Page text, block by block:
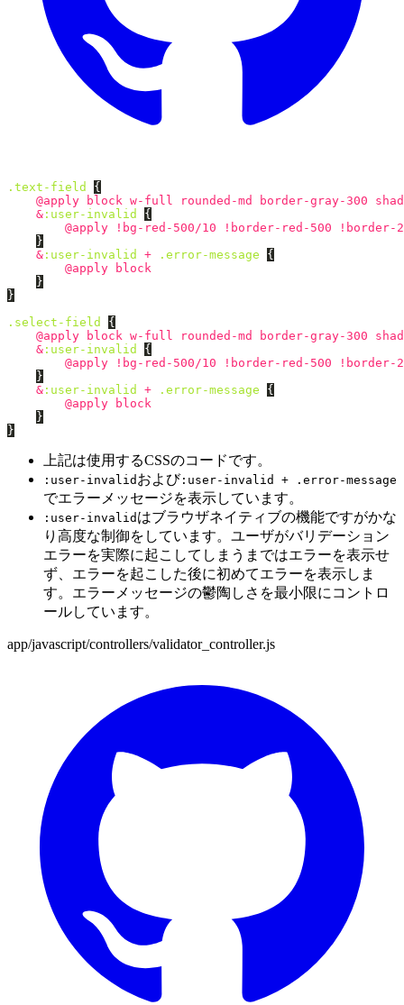
.text-field
{
@apply
block w-full rounded-md border-gray-300
& :user-invalid
{
@apply
! bg-red-500/10 ! border-red-500 ! border-2
}
& :user-invalid + .error-message
{
@apply
block
}
}
.select-field
{
@apply
block w-full rounded-md border-gray-300
& :user-invalid
{
@apply
! bg-red-500/10 ! border-red-500 ! border-2
}
& :user-invalid + .error-message
{
@apply
block
}
}
上記は使用するCSSのコードです。
:user-invalid および :user-invalid + .error-message
でエラーメッセージを表示しています。
:user-invalid はブラウザネイティブの機能ですがかな
り高度な制御をしています。ユーザがバリデーション
エラーを実際に起こしてしまうまではエラーを表示せ
ず、エラーを起こした後に初めてエラーを表示しま
す。エラーメッセージの鬱陶しさを最小限にコントロ
ールしています。
app/javascript/controllers/validator_controller.js